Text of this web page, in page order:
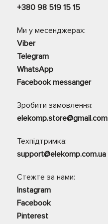
+380 98 519 15 15
Ми у месенджерах:
Viber
Telegram
WhatsApp
Facebook messanger
Зробити замовлення:
elekomp.store@gmail.com
Техпідтримка:
support@elekomp.com.ua
Стежте за нами:
Instagram
Facebook
Pinterest